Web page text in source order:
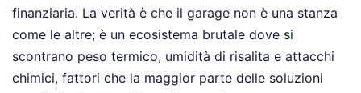
finanziaria. La verità è che il garage non è una stanza
come le altre; è un ecosistema brutale dove si
scontrano peso termico, umidità di risalita e attacchi
chimici, fattori che la maggior parte delle soluzioni